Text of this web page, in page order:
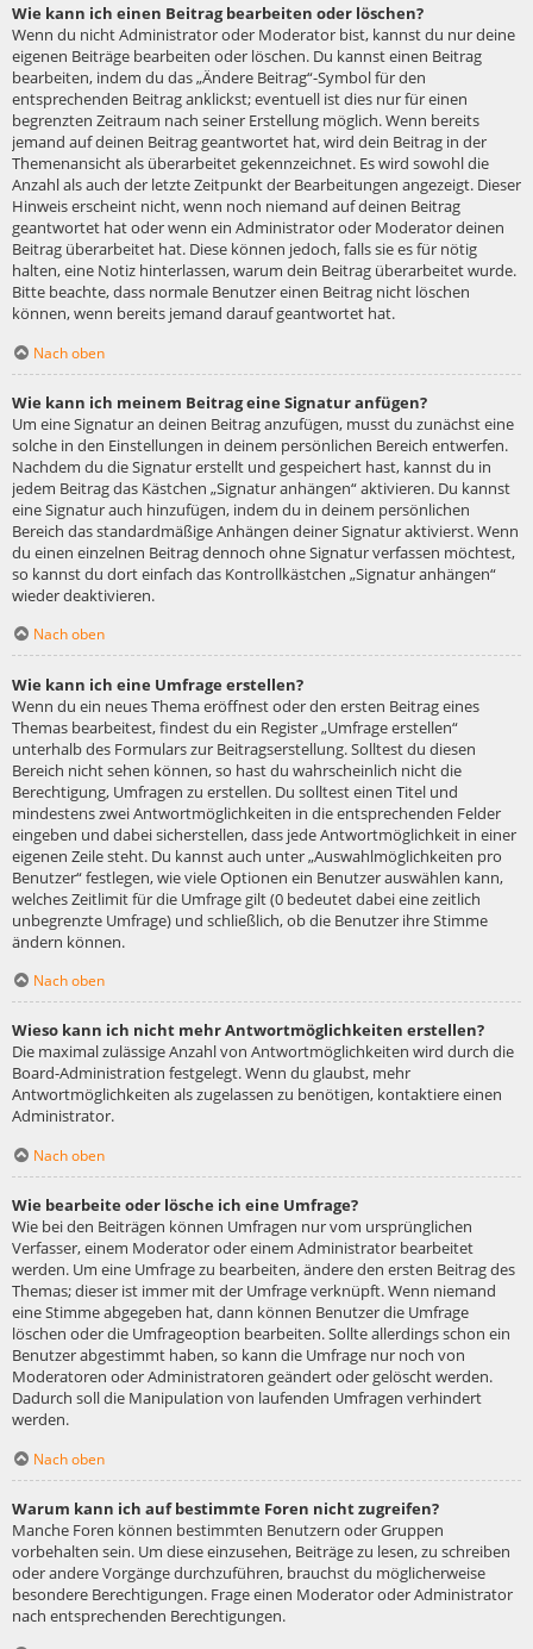
Wie kann ich einen Beitrag bearbeiten oder löschen?
Wenn du nicht Administrator oder Moderator bist, kannst du nur deine
eigenen Beiträge bearbeiten oder löschen. Du kannst einen Beitrag
bearbeiten, indem du das „Ändere Beitrag“-Symbol für den
entsprechenden Beitrag anklickst; eventuell ist dies nur für einen
begrenzten Zeitraum nach seiner Erstellung möglich. Wenn bereits
jemand auf deinen Beitrag geantwortet hat, wird dein Beitrag in der
Themenansicht als überarbeitet gekennzeichnet. Es wird sowohl die
Anzahl als auch der letzte Zeitpunkt der Bearbeitungen angezeigt. Dieser
Hinweis erscheint nicht, wenn noch niemand auf deinen Beitrag
geantwortet hat oder wenn ein Administrator oder Moderator deinen
Beitrag überarbeitet hat. Diese können jedoch, falls sie es für nötig
halten, eine Notiz hinterlassen, warum dein Beitrag überarbeitet wurde.
Bitte beachte, dass normale Benutzer einen Beitrag nicht löschen
können, wenn bereits jemand darauf geantwortet hat.
Nach oben
Wie kann ich meinem Beitrag eine Signatur anfügen?
Um eine Signatur an deinen Beitrag anzufügen, musst du zunächst eine
solche in den Einstellungen in deinem persönlichen Bereich entwerfen.
Nachdem du die Signatur erstellt und gespeichert hast, kannst du in
jedem Beitrag das Kästchen „Signatur anhängen“ aktivieren. Du kannst
eine Signatur auch hinzufügen, indem du in deinem persönlichen
Bereich das standardmäßige Anhängen deiner Signatur aktivierst. Wenn
du einen einzelnen Beitrag dennoch ohne Signatur verfassen möchtest,
so kannst du dort einfach das Kontrollkästchen „Signatur anhängen“
wieder deaktivieren.
Nach oben
Wie kann ich eine Umfrage erstellen?
Wenn du ein neues Thema eröffnest oder den ersten Beitrag eines
Themas bearbeitest, findest du ein Register „Umfrage erstellen“
unterhalb des Formulars zur Beitragserstellung. Solltest du diesen
Bereich nicht sehen können, so hast du wahrscheinlich nicht die
Berechtigung, Umfragen zu erstellen. Du solltest einen Titel und
mindestens zwei Antwortmöglichkeiten in die entsprechenden Felder
eingeben und dabei sicherstellen, dass jede Antwortmöglichkeit in einer
eigenen Zeile steht. Du kannst auch unter „Auswahlmöglichkeiten pro
Benutzer“ festlegen, wie viele Optionen ein Benutzer auswählen kann,
welches Zeitlimit für die Umfrage gilt (0 bedeutet dabei eine zeitlich
unbegrenzte Umfrage) und schließlich, ob die Benutzer ihre Stimme
ändern können.
Nach oben
Wieso kann ich nicht mehr Antwortmöglichkeiten erstellen?
Die maximal zulässige Anzahl von Antwortmöglichkeiten wird durch die
Board-Administration festgelegt. Wenn du glaubst, mehr
Antwortmöglichkeiten als zugelassen zu benötigen, kontaktiere einen
Administrator.
Nach oben
Wie bearbeite oder lösche ich eine Umfrage?
Wie bei den Beiträgen können Umfragen nur vom ursprünglichen
Verfasser, einem Moderator oder einem Administrator bearbeitet
werden. Um eine Umfrage zu bearbeiten, ändere den ersten Beitrag des
Themas; dieser ist immer mit der Umfrage verknüpft. Wenn niemand
eine Stimme abgegeben hat, dann können Benutzer die Umfrage
löschen oder die Umfrageoption bearbeiten. Sollte allerdings schon ein
Benutzer abgestimmt haben, so kann die Umfrage nur noch von
Moderatoren oder Administratoren geändert oder gelöscht werden.
Dadurch soll die Manipulation von laufenden Umfragen verhindert
werden.
Nach oben
Warum kann ich auf bestimmte Foren nicht zugreifen?
Manche Foren können bestimmten Benutzern oder Gruppen
vorbehalten sein. Um diese einzusehen, Beiträge zu lesen, zu schreiben
oder andere Vorgänge durchzuführen, brauchst du möglicherweise
besondere Berechtigungen. Frage einen Moderator oder Administrator
nach entsprechenden Berechtigungen.